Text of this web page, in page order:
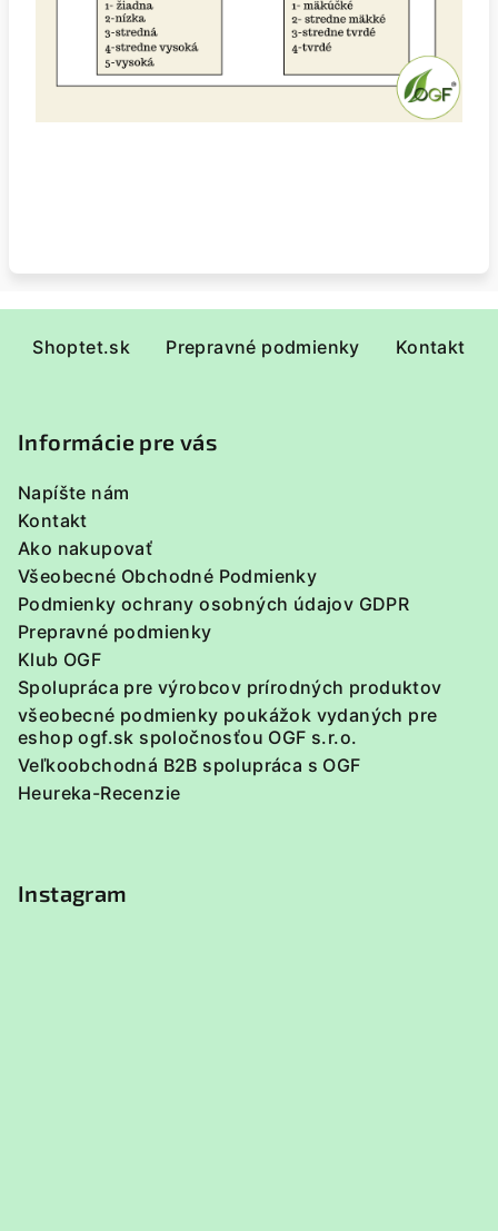
Shoptet.sk Prepravné podmienky Kontakt
Informácie pre vás
Napíšte nám
Kontakt
Ako nakupovať
Všeobecné Obchodné Podmienky
Podmienky ochrany osobných údajov GDPR
Prepravné podmienky
Klub OGF
Spolupráca pre výrobcov prírodných produktov
všeobecné podmienky poukážok vydaných pre
eshop ogf.sk spoločnosťou OGF s.r.o.
Veľkoobchodná B2B spolupráca s OGF
Heureka-Recenzie
Instagram